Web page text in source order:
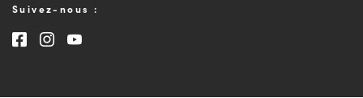
Suivez-nous :
Consultez notre page Facebook
Consultez notre page Instagram
Consultez notre chaîne Youtube